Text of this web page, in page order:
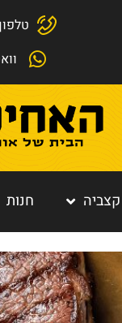
טלפון
קצביה חנות